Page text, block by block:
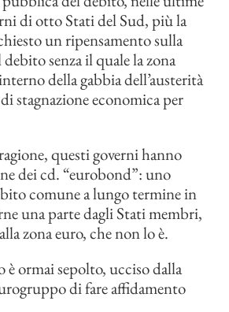
di otto Stati del Sud, più la
un ripensamento sulla
senza il quale la zona
della gabbia dell’austerità
stagnazione economica per
questi governi hanno
dei cd. “eurobond”: uno
comune a lungo termine in
una parte dagli Stati membri,
zona euro, che non lo è.
ormai sepolto, ucciso dalla
di fare affidamento